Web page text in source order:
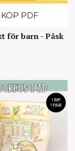
KÖP PDF
för barn - Påsk